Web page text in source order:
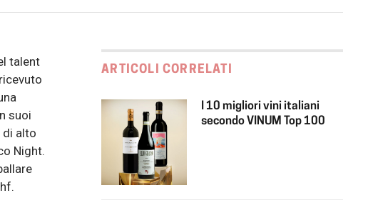
talent
suoi
di alto
Night.
ARTICOLI CORRELATI
I 10 migliori vini italiani
secondo VINUM Top 100